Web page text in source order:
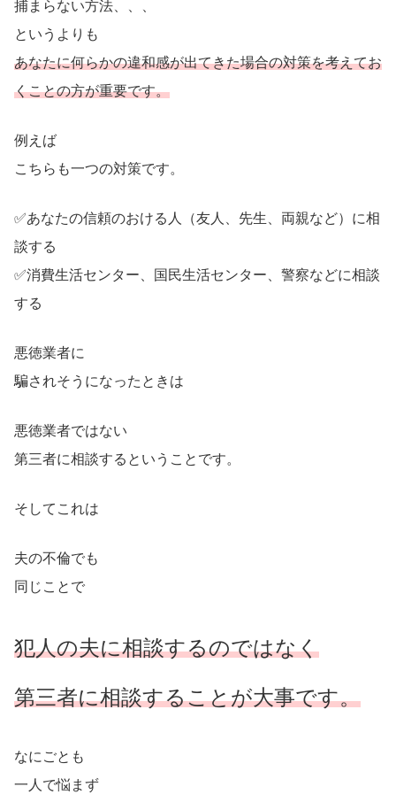
捕まらない方法、、、
というよりも
あなたに何らかの違和感が出てきた場合の対策を考えてお
くことの方が重要です。
例えば
こちらも一つの対策です。
✅あなたの信頼のおける人（友人、先生、両親など）に相
談する
✅消費生活センター、国民生活センター、警察などに相談
する
悪徳業者に
騙されそうになったときは
悪徳業者ではない
第三者に相談するということです。
そしてこれは
夫の不倫でも
同じことで
犯人の夫に相談するのではなく
第三者に相談することが大事です。
なにごとも
一人で悩まず